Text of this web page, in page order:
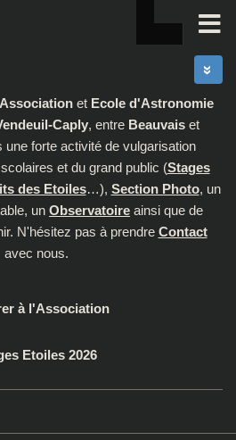
Associationet Ecole d'Astronomie
Caply, entre Beauvais et
une forte activité de vulgarisation
et du grand public (Stages
des Etoiles…), Section Photo, un
un Observatoire ainsi que de
N'hésitez pas à prendre Contact
avec nous.
à l'Association
Etoiles 2026